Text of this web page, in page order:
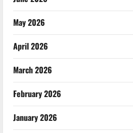
May 2026
April 2026
March 2026
February 2026
January 2026